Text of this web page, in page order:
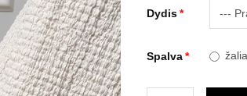
Dydis
Spalva